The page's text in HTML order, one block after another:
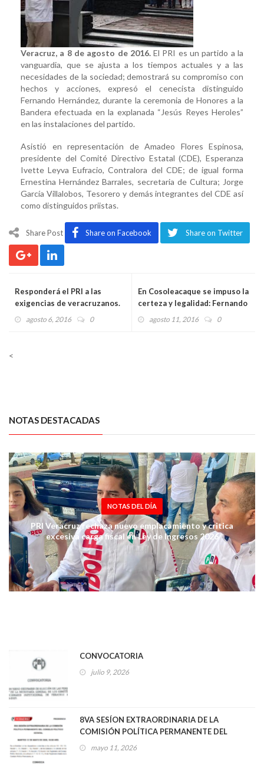
Veracruz, a 8 de agosto de 2016.El PRI es un partido a la
vanguardia, que se ajusta a los tiempos actuales y a las
necesidades de la sociedad; demostrará su compromiso con
hechos y acciones, expresó el cenecista distinguido
Fernando Hernández, durante la ceremonia de Honores a la
Bandera efectuada en la explanada “Jesús Reyes Heroles”
en las instalaciones del partido.
Asistió en representación de Amadeo Flores Espinosa,
presidente del Comité Directivo Estatal (CDE), Esperanza
Ivette Leyva Eufracio, Contralora del CDE; de igual forma
Ernestina Hernández Barrales, secretaria de Cultura; Jorge
García Villalobos, Tesorero y demás integrantes del CDE así
como distinguidos priistas.
Share Post Share on Facebook Share on Twitter
Responderá el PRI a las
exigencias de veracruzanos.
agosto 6, 2016 0
En Cosoleacaque se impuso la
certeza y legalidad: Fernando
Vásquez
agosto 11, 2016 0
<
NOTAS DESTACADAS
NOTAS DEL DÍA
PRI Veracruz rechaza nuevo emplacamiento y critica
excesiva carga fiscal en Ley de Ingresos 2026
CONVOCATORIA
julio 9, 2026
8VA SESÍON EXTRAORDINARIA DE LA
COMISIÓN POLÍTICA PERMANENTE DEL
CONSEJO POLÍTICO ESTATAL
mayo 11, 2026